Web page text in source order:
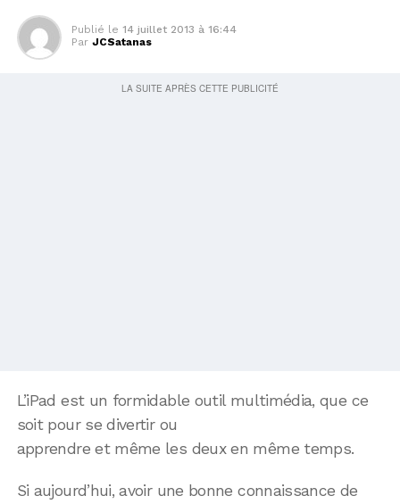
Publié le 14 juillet 2013 à 16:44
Par JCSatanas
L’iPad est un formidable outil multimédia, que ce
soit pour se divertir ou
apprendre et même les deux en même temps.
Si aujourd’hui, avoir une bonne connaissance de